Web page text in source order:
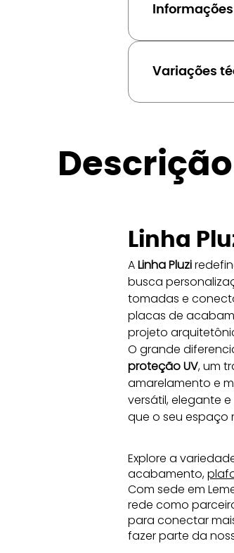
Variações
Descrição
Linha
A Linha Pluzi
busca
tomadas e
placas de
projeto
O grande
proteção UV, um
amarelamento e
versátil, elegante
que o seu espaço
Explore a
acabamento,
Com sede em
rede como
para conectar
fazer parte da